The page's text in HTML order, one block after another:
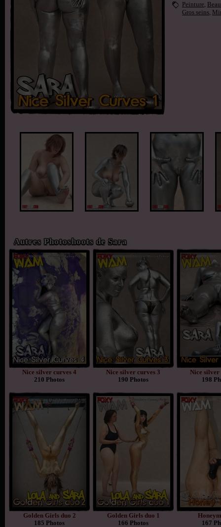
Peinture,
Gros seins,
Autres Photoshoots de Sara
Nice silver curves 4
210 Photos
Nice silver curves 3
190 Photos
Nice silver
198
Golden Girls duo 2
185 Photos
Golden Girls duo 1
166 Photos
167